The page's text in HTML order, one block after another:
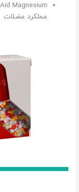
عملکرد عضلات